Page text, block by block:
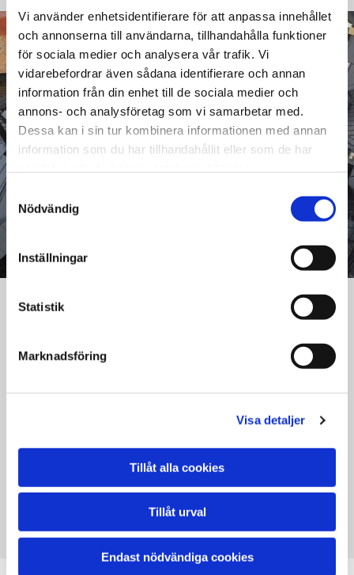
Vi använder enhetsidentifierare för att anpassa innehållet
och annonserna till användarna, tillhandahålla funktioner
för sociala medier och analysera vår trafik. Vi
vidarebefordrar även sådana identifierare och annan
information från din enhet till de sociala medier och
annons- och analysföretag som vi samarbetar med.
Dessa kan i sin tur kombinera informationen med annan
information som du har tillhandahållit eller som de har
Samtyckesval
Nödvändig
Inställningar
Statistik
Marknadsföring
Visa detaljer
Tillåt alla cookies
Tillåt urval
Endast nödvändiga cookies
material. Allt från plåttak till tegelpannor, papp och
koppar. Inget projekt är för litet eller för stort för oss
Läs mer takomläggning